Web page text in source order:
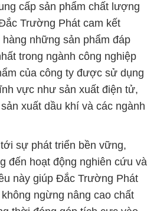
cấp sản phẩm chất lượng
Trường Phát cam kết
những sản phẩm đáp
trong ngành công nghiệp
của công ty được sử dụng
vực như sản xuất điện tử,
xuất dầu khí và các ngành
sự phát triển bền vững,
đến hoạt động nghiên cứu và
này giúp Đắc Trường Phát
ngừng nâng cao chất